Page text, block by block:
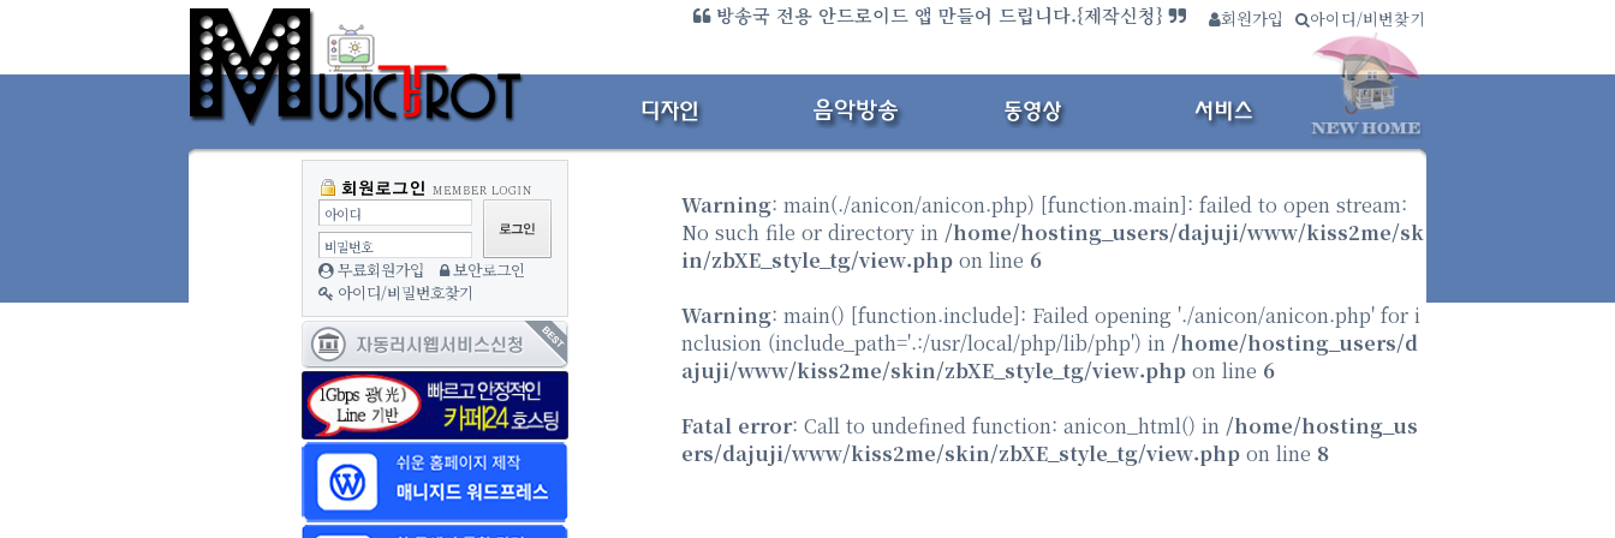
회원가입 아이디/비번찾기
미디어 엔터 전용 홈페이지 만들어 드립니다.{샘플사이트보기}
아이디
비밀번호
무료회원가입
보안로그인
아이디/비밀번호찾기
Warning: main(./anicon/anicon.php) [function.main]: failed to open stream:
No such file or directory in /home/hosting_users/dajuji/www/kiss2me/sk
in/zbXE_style_tg/view.php on line 6
Warning: main() [function.include]: Failed opening './anicon/anicon.php' for i
nclusion (include_path='.:/usr/local/php/lib/php') in /home/hosting_users/d
ajuji/www/kiss2me/skin/zbXE_style_tg/view.php on line 6
Fatal error: Call to undefined function: anicon_html() in /home/hosting_us
ers/dajuji/www/kiss2me/skin/zbXE_style_tg/view.php on line 8